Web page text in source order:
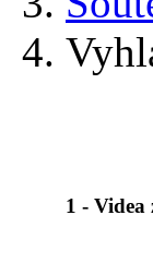
1 - Videa